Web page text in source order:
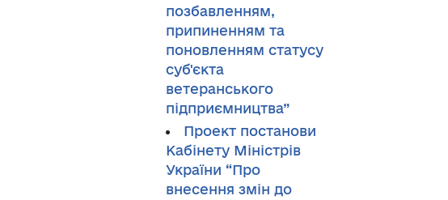
позбавленням,
припиненням та
поновленням статусу
суб'єкта
ветеранського
підприємництва”
Проект постанови
Кабінету Міністрів
України “Про
внесення змін до